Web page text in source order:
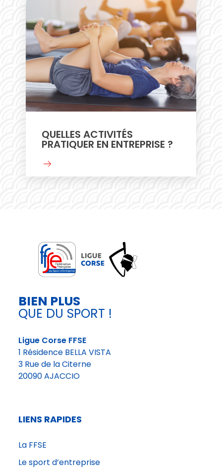
QUELLES ACTIVITÉS
PRATIQUER EN ENTREPRISE ?
BIEN PLUS
QUE DU SPORT !
Ligue Corse FFSE
1 Résidence BELLA VISTA
3 Rue de la Citerne
20090 AJACCIO
LIENS RAPIDES
La FFSE
Le sport d’entreprise